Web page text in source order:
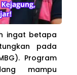
ingat betapa
pada
Program
mampu